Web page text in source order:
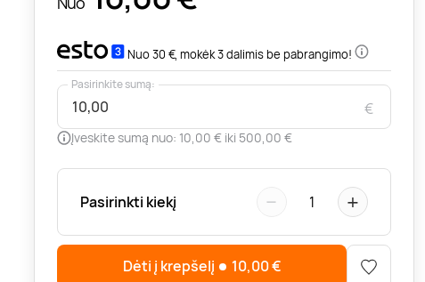
Nuo 30 €, mokėk 3 dalimis be pabrangimo!
€
Pasirinkite sumą:
Įveskite sumą nuo: 10,00 € iki 500,00 €
Pasirinkti kiekį − 1 +
Dėti į krepšelį 10,00€